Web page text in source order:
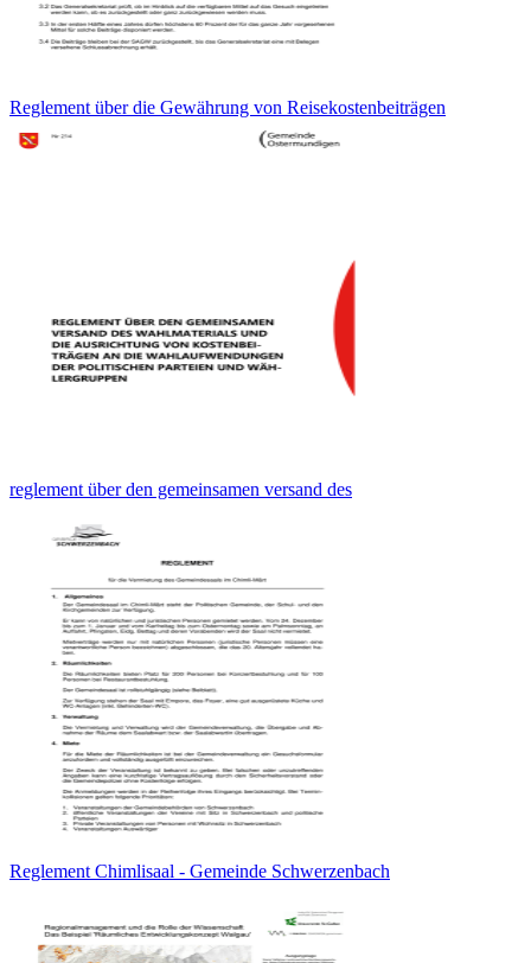
Reglement über die Gewährung von Reisekostenbeiträgen
reglement über den gemeinsamen versand des
Reglement Chimlisaal - Gemeinde Schwerzenbach